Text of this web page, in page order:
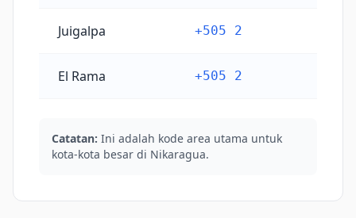
Juigalpa +505 2
El Rama +505 2
Catatan: Ini adalah kode area utama untuk
kota-kota besar di Nikaragua.